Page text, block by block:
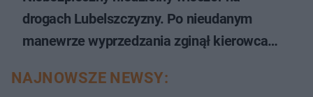
drogach Lubelszczyzny. Po nieudanym
manewrze wyprzedzania zginął kierowca
NAJNOWSZE NEWSY: